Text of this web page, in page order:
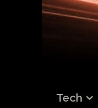
Tech